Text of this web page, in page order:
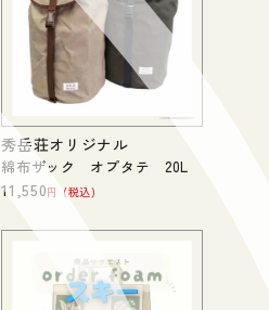
秀岳荘オリジナル
綿布ザック オプタテ 20L
11,550 税込